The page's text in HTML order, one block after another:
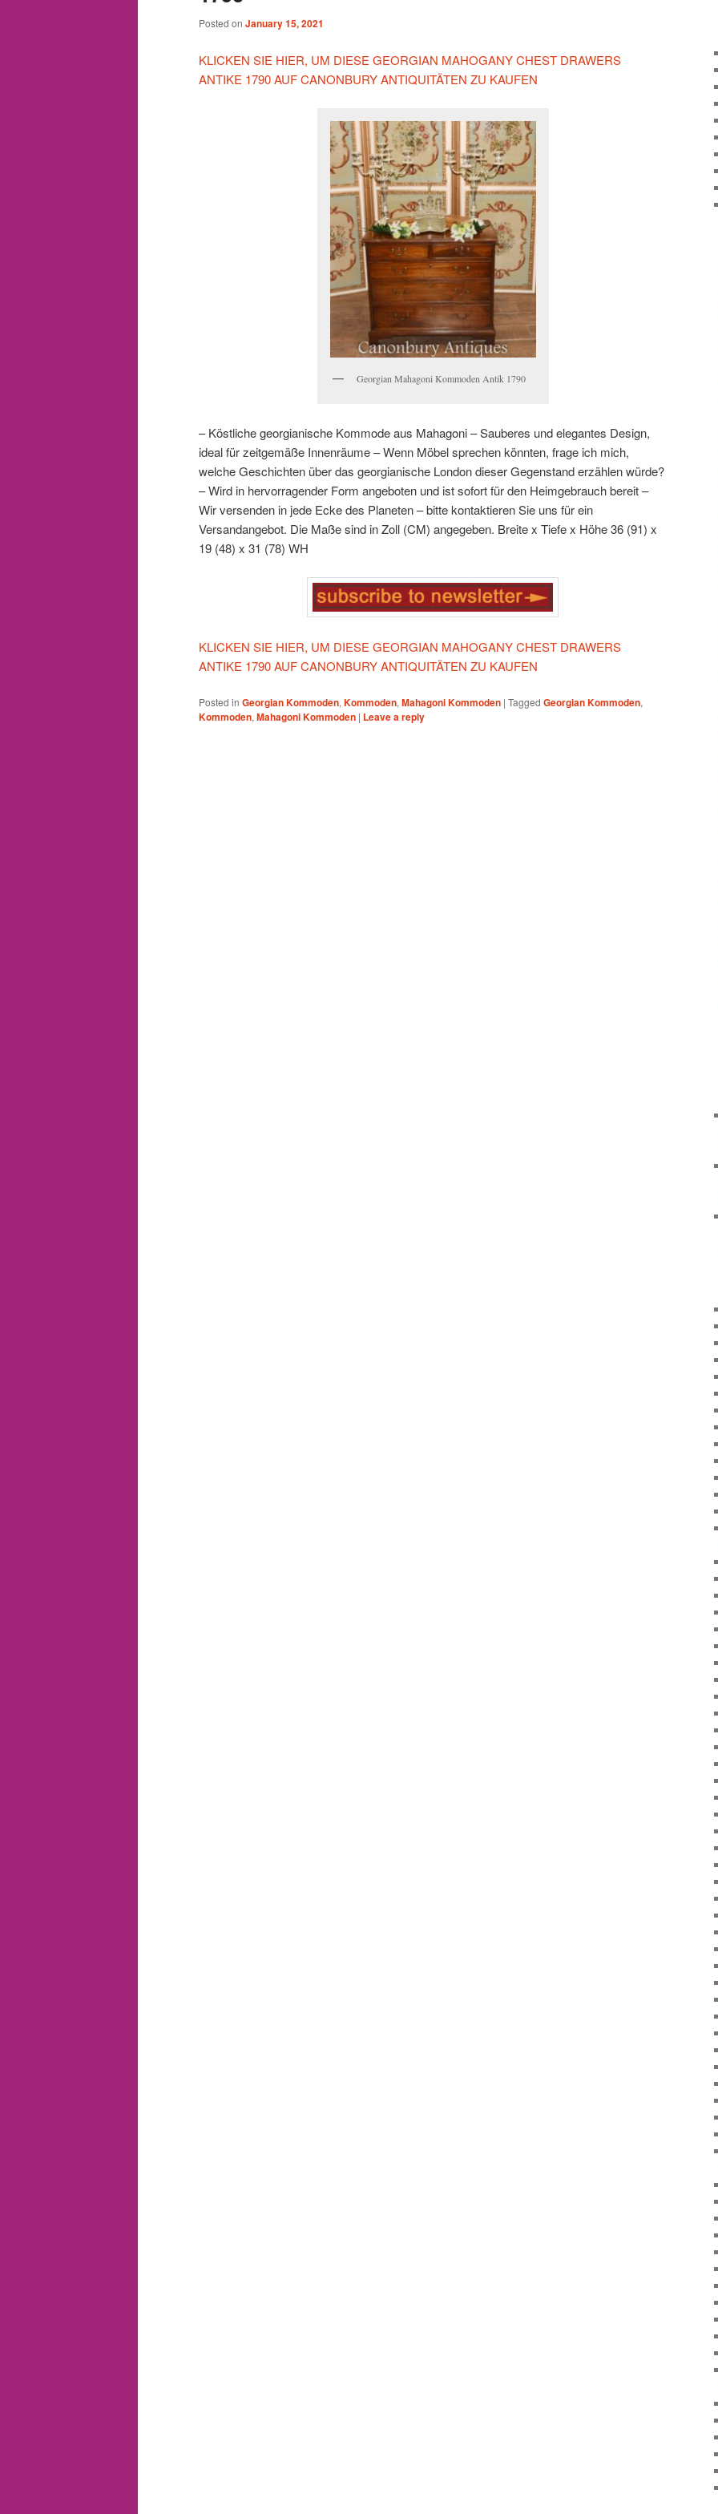
Posted on January 15, 2021
KLICKEN SIE HIER, UM DIESE GEORGIAN MAHOGANY CHEST DRAWERS
ANTIKE 1790 AUF CANONBURY ANTIQUITÄTEN ZU KAUFEN
Georgian Mahagoni Kommoden Antik 1790
– Köstliche georgianische Kommode aus Mahagoni– Sauberes und elegantes Design,
ideal für zeitgemäße Innenräume– Wenn Möbel sprechen könnten, frage ich mich,
welche Geschichten über das georgianische London dieser Gegenstand erzählen würde?
– Wird in hervorragender Form angeboten und ist sofort für den Heimgebrauch bereit–
Wir versenden in jede Ecke des Planeten – bitte kontaktieren Sie uns für ein
Versandangebot. Die Maße sind in Zoll (CM) angegeben. Breite x Tiefe x Höhe36 (91) x
19 (48) x 31 (78) WH
KLICKEN SIE HIER, UM DIESE GEORGIAN MAHOGANY CHEST DRAWERS
ANTIKE 1790 AUF CANONBURY ANTIQUITÄTEN ZU KAUFEN
Posted in Georgian Kommoden, Kommoden, Mahagoni Kommoden | Tagged Georgian Kommoden,
Kommoden, Mahagoni Kommoden | Leave a reply